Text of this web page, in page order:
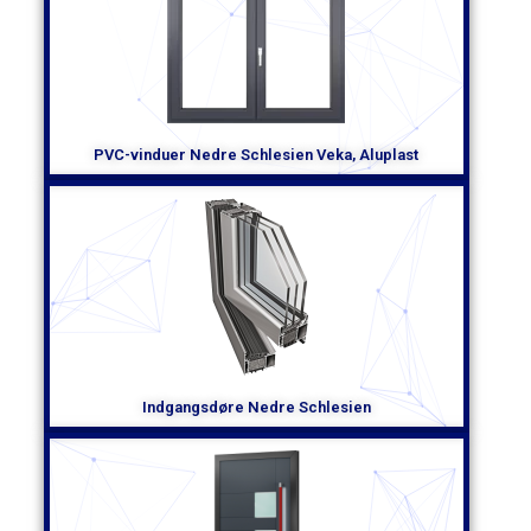
vinduer sig også ud ved deres smukke design. Uanset om du
foretrækker moderne minimalisme eller klassisk elegance,
tilbyder Veka en bred vifte af stilarter og farver at vælge
din smag og dit hjems karakter.
Når du vælger Veka vinduer i Nedre Schlesien, kan du være
sikker på, at du investerer i høj kvalitet og pålidelighed.
Virksomheden er anerkendt af kunder over hele verden, og
dens produkter lever op til de højeste kvalitetsstandarder.
Uanset vejrforholdene vil Veka-vinduer holde dit hjem varmt,
sikkert og æstetisk tiltalende.
Hvis du er på udkig efter vinduer i Nedre Schlesien, der vil
imponere dig med deres tekniske ydeevne og æstetik, skal
du vælge Veka-mærket. Produkterne er tilgængelige i mange
butikker i Nedre Schlesien, så du vil ikke have noget problem
med at finde dem. Sats på kvalitet og pålidelighed, sats på
Veka-vinduer i Nedre Schlesien!
PVC-vinduer Nedre Schlesien Veka, Aluplast
Indgangsdøre Nedre Schlesien